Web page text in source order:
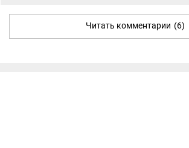
Читать комментарии (6)